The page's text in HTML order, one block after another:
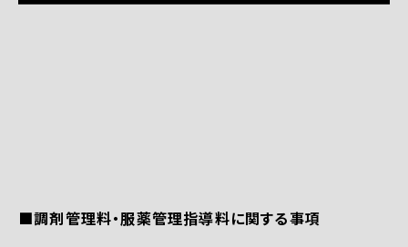
■調剤管理料・服薬管理指導料に関する事項